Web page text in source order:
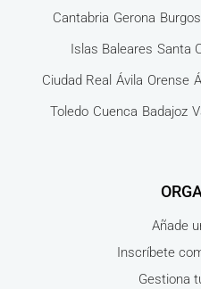
Cantabria Gerona Burgos
Islas Baleares Santa
Ciudad Real Ávila Orense
Toledo Cuenca Badajoz
Añade
Inscríbete
Gestiona